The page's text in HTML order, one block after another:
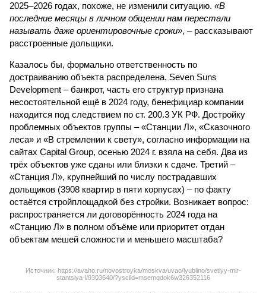
2025–2026 годах, похоже, не изменили ситуацию. «В
последние месяцы в личном общении нам перестали
называть даже ориентировочные сроки», – рассказывают
расстроенные дольщики.
Казалось бы, формально ответственность по
достраиванию объекта распределена. Seven Suns
Development – банкрот, часть его структур признана
несостоятельной ещё в 2024 году, бенефициар компании
находится под следствием по ст. 200.3 УК РФ. Достройку
проблемных объектов группы – «Станции Л», «Сказочного
леса» и «В стремлении к свету», согласно информации на
сайтах Capital Group, осенью 2024 г. взяла на себя. Два из
трёх объектов уже сданы или близки к сдаче. Третий –
«Станция Л», крупнейший по числу пострадавших
дольщиков (3908 квартир в пяти корпусах) – по факту
остаётся стройплощадкой без стройки. Возникает вопрос:
распространяется ли договорённость 2024 года на
«Станцию Л» в полном объёме или приоритет отдан
объектам мешей сложности и меньшего масштаба?
Источник: https://avaho.ru/novostroyka/moskva/uvao/lyublino/svetlyy-mir-
stantsiya-l/9303640/?ysclid=msemqdok6w326352116